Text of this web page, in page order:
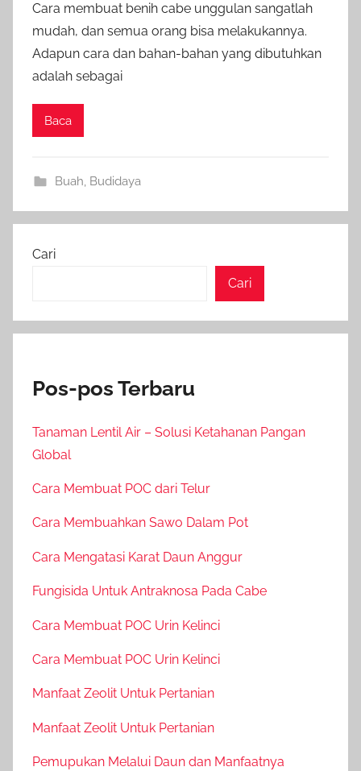
Cara membuat benih cabe unggulan sangatlah
mudah, dan semua orang bisa melakukannya.
Adapun cara dan bahan-bahan yang dibutuhkan
adalah sebagai
Baca
Buah, Budidaya
Cari
Cari
Pos-pos Terbaru
Tanaman Lentil Air – Solusi Ketahanan Pangan
Global
Cara Membuat POC dari Telur
Cara Membuahkan Sawo Dalam Pot
Cara Mengatasi Karat Daun Anggur
Fungisida Untuk Antraknosa Pada Cabe
Cara Membuat POC Urin Kelinci
Cara Membuat POC Urin Kelinci
Manfaat Zeolit Untuk Pertanian
Manfaat Zeolit Untuk Pertanian
Pemupukan Melalui Daun dan Manfaatnya